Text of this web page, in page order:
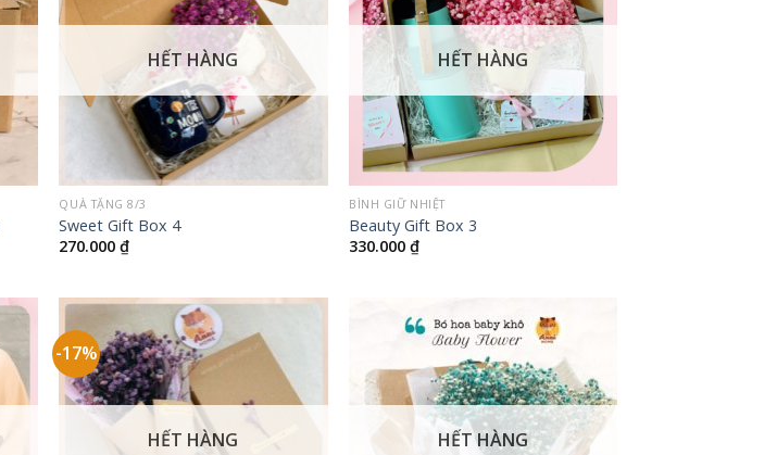
HẾT HÀNG
QUÀ TẶNG 8/3
Sweet Gift Box 4
270.000₫
+
HẾT HÀNG
BÌNH GIỮ NHIỆT
Beauty Gift Box 3
330.000₫
-17%
HẾT HÀNG HẾT HÀNG